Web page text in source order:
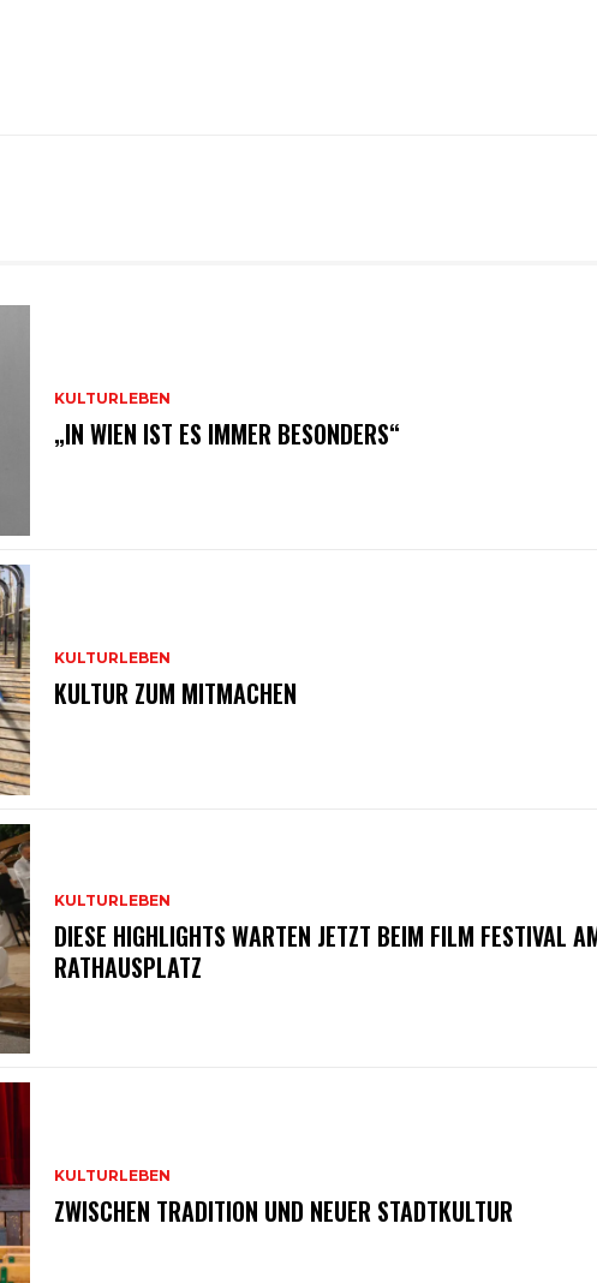
KULTURLEBEN
„IN WIEN IST ES IMMER BESONDERS“
KULTURLEBEN
KULTUR ZUM MITMACHEN
KULTURLEBEN
DIESE HIGHLIGHTS WARTEN JETZT BEIM FILM FESTIVAL
RATHAUSPLATZ
KULTURLEBEN
ZWISCHEN TRADITION UND NEUER STADTKULTUR